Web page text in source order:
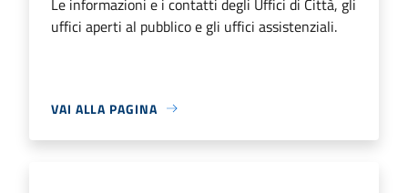
uffici aperti al pubblico e gli uffici assistenziali.
VAI ALLA PAGINA